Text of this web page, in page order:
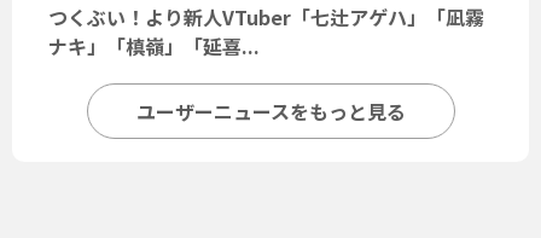
つくぶい！より新人VTuber「七辻アゲハ」「凪霧
ナキ」「槙嶺」「延喜...
ユーザーニュースをもっと見る